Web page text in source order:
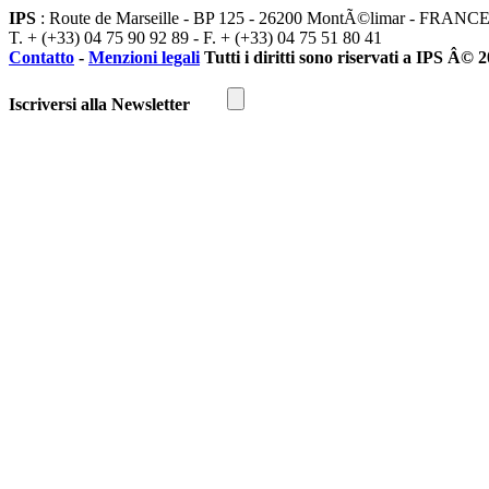
IPS : Route de Marseille - BP 125 - 26200 MontÃ©limar - FRANCE
T. + (+33) 04 75 90 92 89 - F. + (+33) 04 75 51 80 41
Contatto - Menzioni legali Tutti i diritti sono riservati a IPS Â©
Iscriversi alla Newsletter